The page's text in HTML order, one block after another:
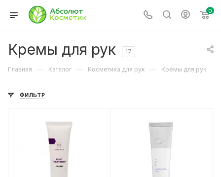
0
Кремы для рук 17
Главная — Каталог — Косметика для рук — Кремы для рук
ФИЛЬТР